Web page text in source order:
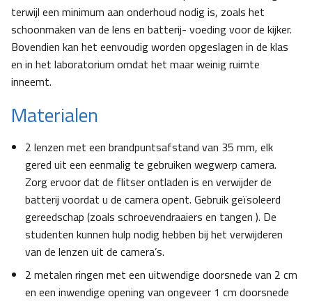
terwijl een minimum aan onderhoud nodig is, zoals het
schoonmaken van de lens en batterij- voeding voor de kijker.
Bovendien kan het eenvoudig worden opgeslagen in de klas
en in het laboratorium omdat het maar weinig ruimte
inneemt.
Materialen
2 lenzen met een brandpuntsafstand van 35 mm, elk
gered uit een eenmalig te gebruiken wegwerp camera.
Zorg ervoor dat de flitser ontladen is en verwijder de
batterij voordat u de camera opent. Gebruik geïsoleerd
gereedschap (zoals schroevendraaiers en tangen ). De
studenten kunnen hulp nodig hebben bij het verwijderen
van de lenzen uit de camera’s.
2 metalen ringen met een uitwendige doorsnede van 2 cm
en een inwendige opening van ongeveer 1 cm doorsnede